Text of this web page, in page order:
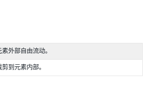
外部自由流动。
到元素内部。